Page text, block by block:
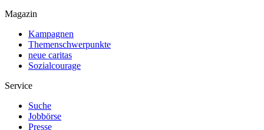
Magazin
Kampagnen
Themenschwerpunkte
neue caritas
Sozialcourage
Service
Suche
Jobbörse
Presse